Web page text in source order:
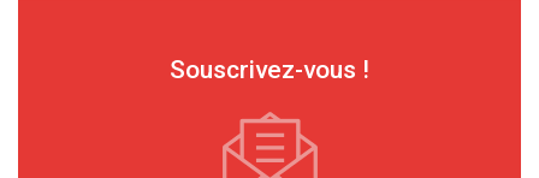
Souscrivez-vous !